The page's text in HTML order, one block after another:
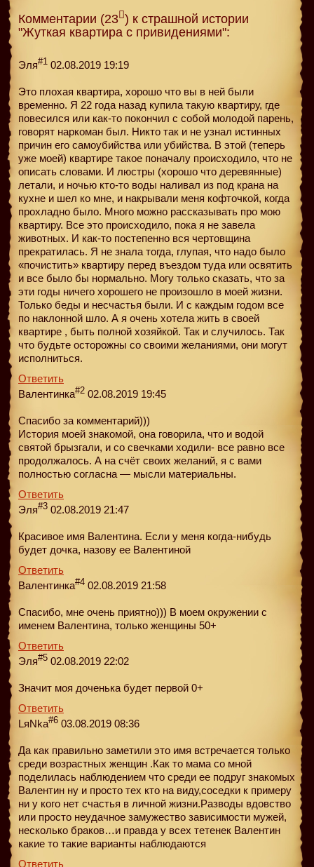
Комментарии (23 ) к страшной истории
"Жуткая квартира с привидениями":
Эля#1 02.08.2019 19:19
Это плохая квартира, хорошо что вы в ней были
временно. Я 22 года назад купила такую квартиру, где
повесился или как-то покончил с собой молодой парень,
говорят наркоман был. Никто так и не узнал истинных
причин его самоубийства или убийства. В этой (теперь
уже моей) квартире такое поначалу происходило, что не
описать словами. И люстры (хорошо что деревянные)
летали, и ночью кто-то воды наливал из под крана на
кухне и шел ко мне, и накрывали меня кофточкой, когда
прохладно было. Много можно рассказывать про мою
квартиру. Все это происходило, пока я не завела
животных. И как-то постепенно вся чертовщина
прекратилась. Я не знала тогда, глупая, что надо было
«почистить» квартиру перед въездом туда или освятить
и все было бы нормально. Могу только сказать, что за
эти годы ничего хорошего не произошло в моей жизни.
Только беды и несчастья были. И с каждым годом все
по наклонной шло. А я очень хотела жить в своей
квартире , быть полной хозяйкой. Так и случилось. Так
что будьте осторожны со своими желаниями, они могут
исполниться.
Ответить
Валентинка#2 02.08.2019 19:45
Спасибо за комментарий)))
История моей знакомой, она говорила, что и водой
святой брызгали, и со свечками ходили- все равно все
продолжалось. А на счёт своих желаний, я с вами
полностью согласна — мысли материальны.
Ответить
Эля#3 02.08.2019 21:47
Красивое имя Валентина. Если у меня когда-нибудь
будет дочка, назову ее Валентиной
Ответить
Валентинка#4 02.08.2019 21:58
Спасибо, мне очень приятно))) В моем окружении с
именем Валентина, только женщины 50+
Ответить
Эля#5 02.08.2019 22:02
Значит моя доченька будет первой 0+
Ответить
LяNka#6 03.08.2019 08:36
Да как правильно заметили это имя встречается только
среди возрастных женщин .Как то мама со мной
поделилась наблюдением что среди ее подруг знакомых
Валентин ну и просто тех кто на виду,соседки к примеру
ни у кого нет счастья в личной жизни.Разводы вдовство
или просто неудачное замужество зависимости мужей,
несколько браков…и правда у всех тетенек Валентин
какие то такие варианты наблюдаются
Ответить